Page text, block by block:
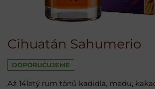
Cihuatán Sahumerio
DOPORUČUJEME
Až 14letý rum tónů kadidla, medu,